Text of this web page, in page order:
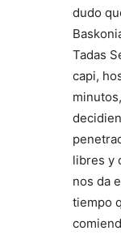
dudo
Tadas
capi,
libres y
nos da
tiempo